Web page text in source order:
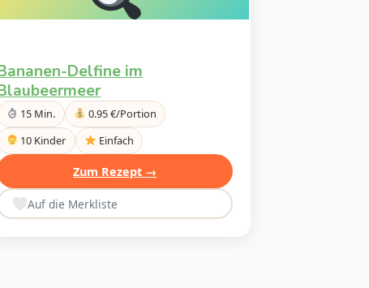
Delfine im
15 Min.
0.95 €/Portion
10 Kinder
Einfach
Zum Rezept →
Auf die Merkliste